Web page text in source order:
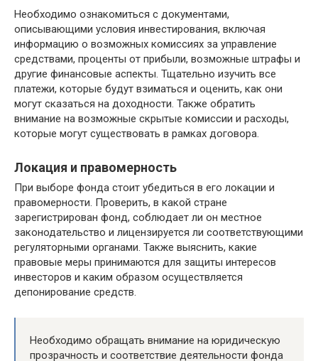
Необходимо ознакомиться с документами,
описывающими условия инвестирования, включая
информацию о возможных комиссиях за управление
средствами, проценты от прибыли, возможные штрафы и
другие финансовые аспекты. Тщательно изучить все
платежи, которые будут взиматься и оценить, как они
могут сказаться на доходности. Также обратить
внимание на возможные скрытые комиссии и расходы,
которые могут существовать в рамках договора.
Локация и правомерность
При выборе фонда стоит убедиться в его локации и
правомерности. Проверить, в какой стране
зарегистрирован фонд, соблюдает ли он местное
законодательство и лицензируется ли соответствующими
регуляторными органами. Также выяснить, какие
правовые меры принимаются для защиты интересов
инвесторов и каким образом осуществляется
депонирование средств.
Необходимо обращать внимание на юридическую
прозрачность и соответствие деятельности фонда